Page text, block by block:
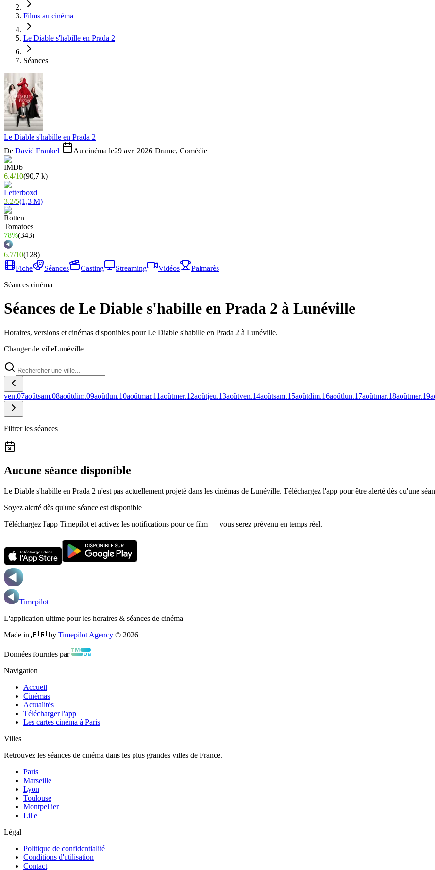
Films au cinéma
Le Diable s'habille en Prada 2
Séances
Le Diable s'habille en Prada 2
De David Frankel· Au cinéma le29 avr. 2026·Drame, Comédie
6.4/10(90,7 k)
3.2/5(1,3 M)
78%(343)
6.7/10(128)
Fiche
Séances Casting Streaming Vidéos
Palmarès
Séances cinéma
Séances de Le Diable s'habille en Prada 2 à Lunéville
Horaires, versions et cinémas disponibles pour Le Diable s'habille en Prada 2 à Lunéville.
Changer de villeLunéville
ven.07aoûtsam.08aoûtdim.09aoûtlun.10aoûtmar.11aoûtmer.12aoûtjeu.13aoûtven.14aoûtsam.15aoûtdim.16aoûtlun.17aoûtmar.18aoûtmer.19
Filtrer les séances
Aucune séance disponible
Le Diable s'habille en Prada 2 n'est pas actuellement projeté dans les cinémas de Lunéville. Téléchargez l'app pour être alerté dès qu'une
Soyez alerté dès qu'une séance est disponible
Téléchargez l'app Timepilot et activez les notifications pour ce film — vous serez prévenu en temps réel.
Timepilot
L'application ultime pour les horaires & séances de cinéma.
Made in 🇫🇷 by Timepilot Agency © 2026
Données fournies par
Navigation
Accueil
Cinémas
Actualités
Télécharger l'app
Les cartes cinéma à Paris
Villes
Retrouvez les séances de cinéma dans les plus grandes villes de France.
Paris
Marseille
Lyon
Toulouse
Montpellier
Lille
Légal
Politique de confidentialité
Conditions d'utilisation
Contact